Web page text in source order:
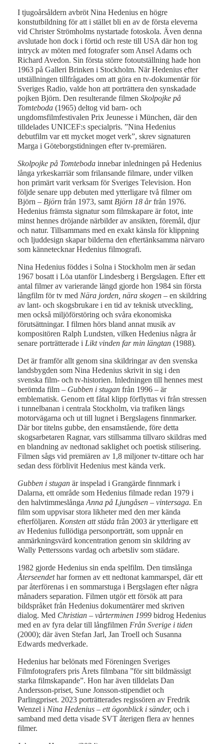
I tjugoårsåldern avbröt Nina Hedenius en högre
konstutbildning för att i stället bli en av de första eleverna
vid Christer Strömholms nystartade fotoskola. Även denna
avslutade hon dock i förtid och reste till USA där hon tog
intryck av möten med fotografer som Ansel Adams och
Richard Avedon. Sin första större fotoutställning hade hon
1963 på Galleri Brinken i Stockholm. När Hedenius efter
utställningen tillfrågades om att göra en tv-dokumentär för
Sveriges Radio, valde hon att porträttera den synskadade
pojken Björn. Den resulterande filmen Skolpojke på
Tomteboda (1965) deltog vid barn- och
ungdomsfilmfestivalen Prix Jeunesse i München, där den
tilldelades UNICEF:s specialpris. ”Nina Hedenius
debutfilm var ett mycket moget verk”, skrev signaturen
Marga i Göteborgstidningen efter tv-premiären.
Skolpojke på Tomteboda innebar inledningen på Hedenius
långa yrkeskarriär som frilansande filmare, under vilken
hon primärt varit verksam för Sveriges Television. Hon
följde senare upp debuten med ytterligare två filmer om
Björn – Björn från 1973, samt Björn 18 årfrån 1976.
Hedenius främsta signatur som filmskapare är fotot, inte
minst hennes dröjande närbilder av ansikten, föremål, djur
och natur. Tillsammans med en exakt känsla för klippning
och ljuddesign skapar bilderna den eftertänksamma närvaro
som kännetecknar Hedenius filmografi.
Nina Hedenius föddes i Solna i Stockholm men är sedan
1967 bosatt i Löa utanför Lindesberg i Bergslagen. Efter ett
antal filmer av varierande längd gjorde hon 1984 sin första
långfilm för tv med Nära jorden, nära skogen – en skildring
av lant- och skogsbrukare i en tid av teknisk utveckling,
men också miljöförstöring och svåra ekonomiska
förutsättningar. I filmen hörs bland annat musik av
kompositören Ralph Lundsten, vilken Hedenius några år
senare porträtterade i Likt vinden far min längtan (1988).
Det är framför allt genom sina skildringar av den svenska
landsbygden som Nina Hedenius skrivit in sig i den
svenska film- och tv-historien. Inledningen till hennes mest
berömda film – Gubben i stugan från 1996 – är
emblematisk. Genom ett fåtal klipp förflyttas vi från stressen
i tunnelbanan i centrala Stockholm, via trafiken längs
motorvägarna och ut till lugnet i Bergslagens finnmarker.
Där bor titelns gubbe, den ensamstående, före detta
skogsarbetaren Ragnar, vars stillsamma tillvaro skildras med
en blandning av nedtonad saklighet och poetisk stilisering.
Filmen sågs vid premiären av 1,8 miljoner tv-tittare och har
sedan dess förblivit Hedenius mest kända verk.
Gubben i stugan är inspelad i Grangärde finnmark i
Dalarna, ett område som Hedenius filmade redan 1979 i
den halvtimmeslånga Anna på Ljungåsen – vintersaga. En
film som uppvisar stora likheter med den mer kända
efterföljaren. Konsten att städa från 2003 är ytterligare ett
av Hedenius fullödiga personporträtt, som uppnår en
anmärkningsvärd koncentration genom sin skildring av
Wally Petterssons vardag och arbetsliv som städare.
1982 gjorde Hedenius sin enda spelfilm. Den timslånga
Återseendethar formen av ett nedtonat kammarspel, där ett
par återförenas i en sommarstuga i Bergslagen efter några
månaders separation. Filmen utgör ett försök att para
bildspråket från Hedenius dokumentärer med skriven
dialog. Med Christian – vårterminen 1999 bidrog Hedenius
med en av fyra delar till långfilmen Från Sverige i tiden
(2000); där även Stefan Jarl, Jan Troell och Susanna
Edwards medverkade.
Hedenius har belönats med Föreningen Sveriges
Filmfotografers pris Årets filmbana ”för sitt bildmässigt
starka filmskapande”. Hon har även tilldelats Dan
Andersson-priset, Sune Jonsson-stipendiet och
Parlingpriset. 2023 porträtterades regissören av Fredrik
Wenzel i Nina Hedenius – ett ögonblick i sänder, och i
samband med detta visade SVT återigen flera av hennes
filmer.